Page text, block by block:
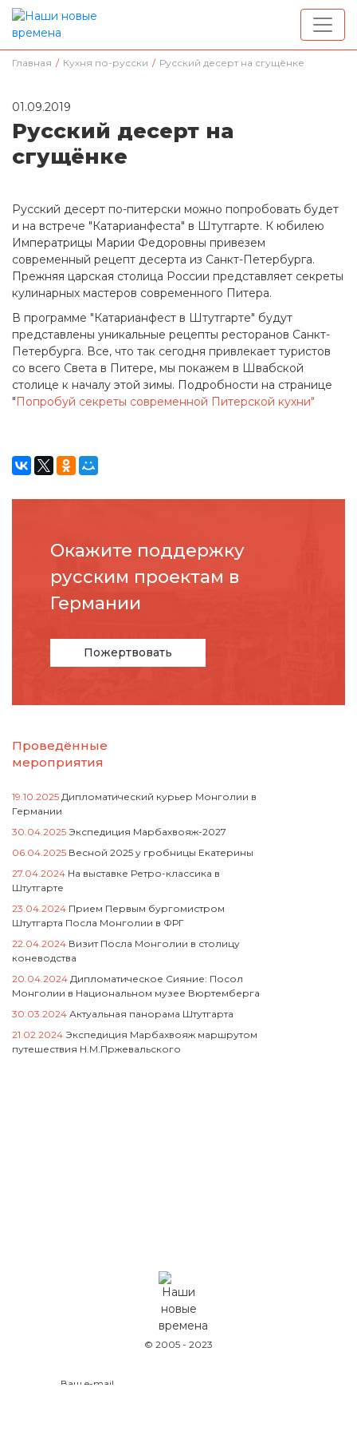
Главная / Кухня по-русски / Русский десерт на сгущёнке
01.09.2019
Русский десерт на
сгущёнке
Русский десерт по-питерски можно попробовать будет
и на встрече "Катарианфеста" в Штутгарте. К юбилею
Императрицы Марии Федоровны привезем
современный рецепт десерта из Санкт-Петербурга.
Прежняя царская столица России представляет секреты
кулинарных мастеров современного Питера.
В программе "Катарианфест в Штутгарте" будут
представлены уникальные рецепты ресторанов Санкт-
Петербурга. Все, что так сегодня привлекает туристов
со всего Света в Питере, мы покажем в Швабской
столице к началу этой зимы. Подробности на странице
"Попробуй секреты современной Питерской кухни"
Окажите поддержку
русcким проектам в
Германии
Пожертвовать
Проведённые
мероприятия
19.10.2025 Дипломатический курьер Монголии в
Германии
30.04.2025 Экспедиция Марбахвояж-2027
06.04.2025 Весной 2025 у гробницы Екатерины
27.04.2024 На выставке Ретро-классика в
Штутгарте
23.04.2024 Прием Первым бургомистром
Штутгарта Посла Монголии в ФРГ
22.04.2024 Визит Посла Монголии в столицу
коневодства
20.04.2024 Дипломатическое Сияние: Посол
Монголии в Национальном музее Вюртемберга
30.03.2024 Актуальная панорама Штутгарта
21.02.2024 Экспедиция Марбахвояж маршрутом
путешествия Н.М.Пржевальского
© 2005 - 2023